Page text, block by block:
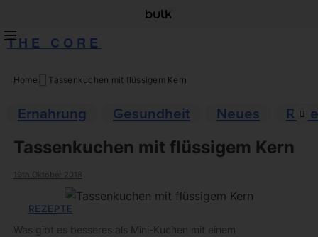
THE CORE
Skip
content
Home Tassenkuchen mit flüssigem Kern
Ernahrung Gesundheit Neues
Tassenkuchen mit flüssigem Kern
19th Oktober 2018
REZEPTE
Was gibt es besseres als Mini-Kuchen mit einem